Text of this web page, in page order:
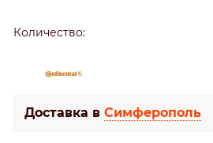
Количество:
Доставка в Симферополь